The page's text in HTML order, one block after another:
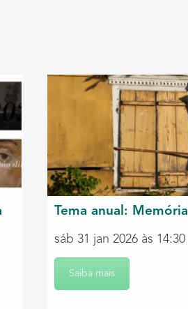
Tema anual: Memória
sáb 31 jan 2026 às 14:30
Saiba mais